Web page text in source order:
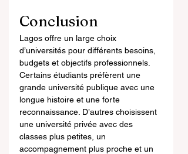
Conclusion
Lagos offre un large choix
d’universités pour différents besoins,
budgets et objectifs professionnels.
Certains étudiants préfèrent une
grande université publique avec une
longue histoire et une forte
reconnaissance. D’autres choisissent
une université privée avec des
classes plus petites, un
accompagnement plus proche et un